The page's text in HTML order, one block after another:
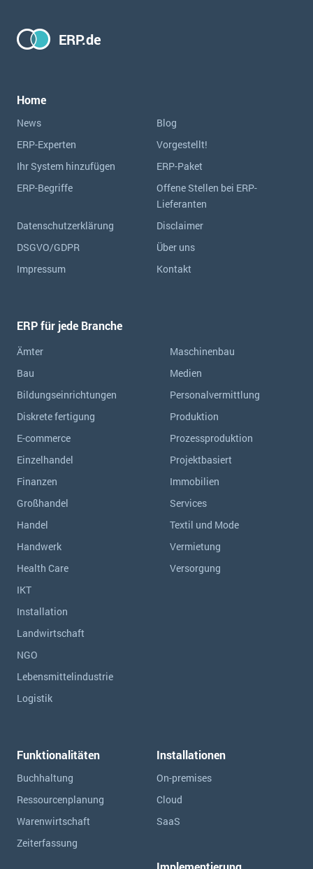
ERP.de
Home
News
Blog
ERP-Experten
Vorgestellt!
Ihr System hinzufügen
ERP-Paket
ERP-Begriffe
Offene Stellen bei ERP-
Lieferanten
Datenschutzerklärung
Disclaimer
DSGVO/GDPR
Über uns
Impressum
Kontakt
ERP für jede Branche
Ämter
Bau
Bildungseinrichtungen
Diskrete fertigung
E-commerce
Einzelhandel
Finanzen
Großhandel
Handel
Handwerk
Health Care
IKT
Installation
Landwirtschaft
NGO
Lebensmittelindustrie
Logistik
Maschinenbau
Medien
Personalvermittlung
Produktion
Prozessproduktion
Projektbasiert
Immobilien
Services
Textil und Mode
Vermietung
Versorgung
Funktionalitäten
Buchhaltung
Ressourcen­planung
Warenwirtschaft
Zeiterfassung
Installationen
On-premises
Cloud
SaaS